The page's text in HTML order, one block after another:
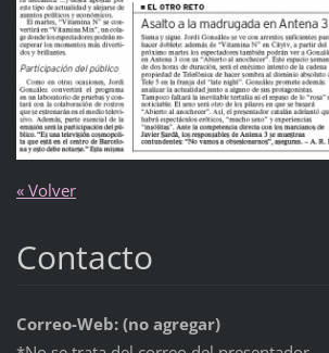
« Volver
Contacto
Correo-Web: (no agregar)